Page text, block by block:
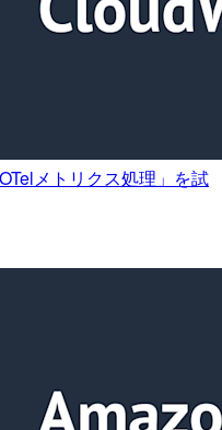
メトリクス処理」を試